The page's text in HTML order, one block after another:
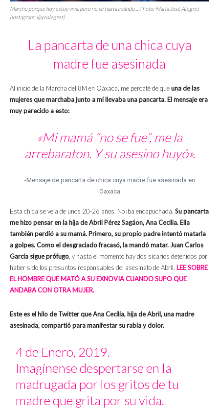
Marcho porque hoy estoy viva, pero no sé hasta cuándo… / Foto: María José Alegret
(Instagram: @yoalegret)
La pancarta de una chica cuya
madre fue asesinada
Al inicio de la Marcha del 8M en Oaxaca, me percaté de queuna de las
mujeres que marchaba junto a mí llevaba una pancarta. El mensaje era
muy parecido a esto:
«Mi mamá “no se fue”, me la
arrebaraton. Y su asesino huyó».
-Mensaje de pancarta de chica cuya madre fue asesinada en
Oaxaca
Esta chica se veía de unos 20-26 años. No iba encapuchada. Su pancarta
me hizo pensar en la hija de Abril Pérez Sagáon, Ana Cecilia. Ella
también perdió a su mamá. Primero, su propio padre intentó matarla
a golpes. Como el desgraciado fracasó, la mandó matar. Juan Carlos
García sigue prófugo , y hasta el momento hay dos sicarios detenidos por
haber sido los presuntos responsables del asesinato de Abril. LEE SOBRE
EL HOMBRE QUE MATÓ A SU EXNOVIA CUANDO SUPO QUE
ANDABA CON OTRA MUJER.
Este es el hilo de Twitter que Ana Cecilia, hija de Abril, una madre
asesinada, compartió para manifestar su rabia y dolor.
4 de Enero, 2019.
Imagínense despertarse en la
madrugada por los gritos de tu
madre que grita por su vida.